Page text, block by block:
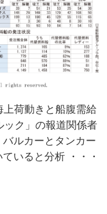
荷動きと船腹需給
ック」の報道関係者
ルカーとタンカー
いると分析
・・・